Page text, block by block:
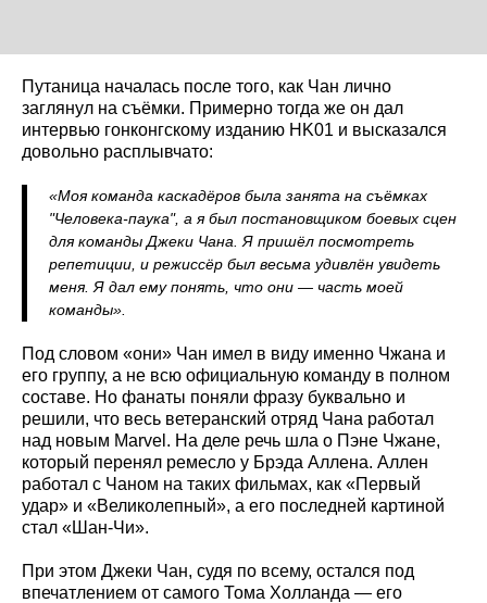
Путаница началась после того, как Чан лично
заглянул на съёмки. Примерно тогда же он дал
интервью гонконгскому изданию HK01 и высказался
довольно расплывчато:
«Моя команда каскадёров была занята на съёмках
"Человека-паука", а я был постановщиком боевых сцен
для команды Джеки Чана. Я пришёл посмотреть
репетиции, и режиссёр был весьма удивлён увидеть
меня. Я дал ему понять, что они — часть моей
команды».
Под словом «они» Чан имел в виду именно Чжана и
его группу, а не всю официальную команду в полном
составе. Но фанаты поняли фразу буквально и
решили, что весь ветеранский отряд Чана работал
над новым Marvel. На деле речь шла о Пэне Чжане,
который перенял ремесло у Брэда Аллена. Аллен
работал с Чаном на таких фильмах, как «Первый
удар» и «Великолепный», а его последней картиной
стал «Шан-Чи».
При этом Джеки Чан, судя по всему, остался под
впечатлением от самого Тома Холланда — его